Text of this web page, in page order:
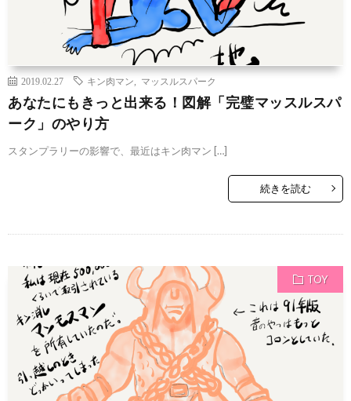
2019.02.27 キン肉マン マッスルスパーク
あなたにもきっと出来る！図解「完璧マッスルスパ
ーク」のやり方
スタンプラリーの影響で、最近はキン肉マン […]
続きを読む
TOY